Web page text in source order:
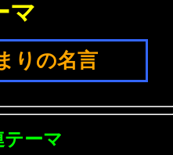
マ
りの名言
テーマ